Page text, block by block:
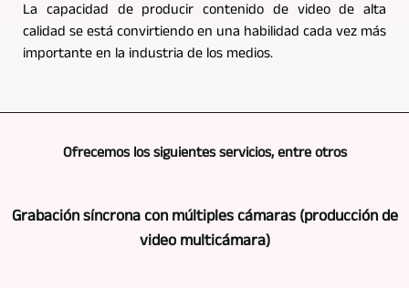
La capacidad de producir contenido de video de alta
calidad se está convirtiendo en una habilidad cada vez más
importante en la industria de los medios.
Ofrecemos los siguientes servicios, entre otros
Grabación síncrona con múltiples cámaras (producción de
video multicámara)